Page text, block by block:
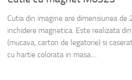
Cutia din imagine are dimensiunea
inchidere magnetica. Este realizata
(mucava, carton de legatorie) si
cu hartie colorata in masa....